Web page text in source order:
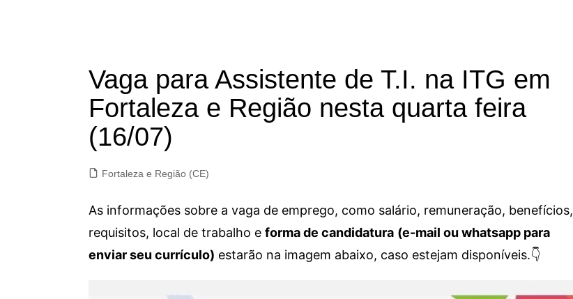
Vaga para Assistente de T.I. na ITG em
Fortaleza e Região nesta quarta feira
(16/07)
Fortaleza e Região (CE)
As informações sobre a vaga de emprego, como salário, remuneração, benefícios,
requisitos, local de trabalho e forma de candidatura (e-mail ou whatsapp para
enviar seu currículo) estarão na imagem abaixo, caso estejam disponíveis.👇